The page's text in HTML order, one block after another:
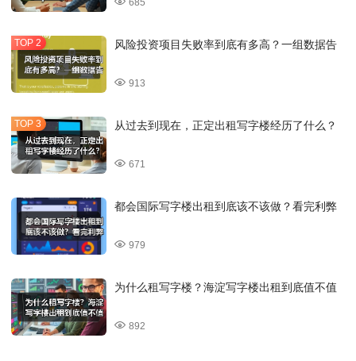
风险投资项目失败率到底有多高？一组数据告
913
从过去到现在，正定出租写字楼经历了什么？
671
都会国际写字楼出租到底该不该做？看完利弊
979
为什么租写字楼？海淀写字楼出租到底值不值
892